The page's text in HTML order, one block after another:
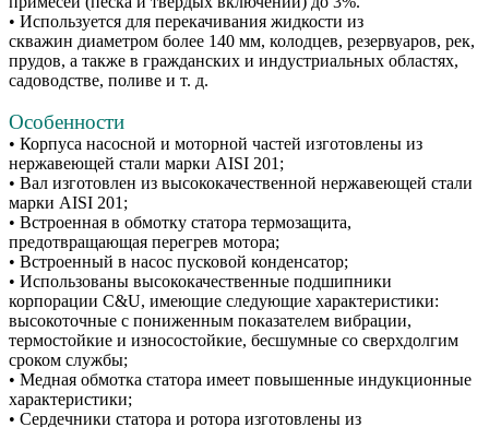
• Используется для перекачивания жидкости из
скважин диаметром более 140 мм, колодцев, резервуаров, рек,
прудов, а также в гражданских и индустриальных областях,
садоводстве, поливе и т. д.
Особенности
• Корпуса насосной и моторной частей изготовлены из
нержавеющей стали марки AISI 201;
• Вал изготовлен из высококачественной нержавеющей стали
марки AISI 201;
• Встроенная в обмотку статора термозащита,
предотвращающая перегрев мотора;
• Встроенный в насос пусковой конденсатор;
• Использованы высококачественные подшипники
корпорации C&U, имеющие следующие характеристики:
высокоточные с пониженным показателем вибрации,
термостойкие и износостойкие, бесшумные со сверхдолгим
сроком службы;
• Медная обмотка статора имеет повышенные индукционные
характеристики;
• Сердечники статора и ротора изготовлены из